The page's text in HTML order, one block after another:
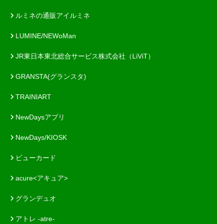
ルミネの通販アイルミネ
LUMINE/NEWoMan
JR東日本東北総合サービス株式会社（LiViT）
GRANSTA(グランスタ)
TRAINIART
NewDaysアプリ
NewDays/KIOSK
ビューカード
acure<アキュア>
グランデュオ
アトレ -atre-